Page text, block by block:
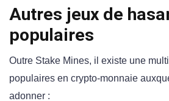
Autres jeux de
populaires
Outre Stake Mines, il existe une
populaires en crypto-monnaie
adonner :